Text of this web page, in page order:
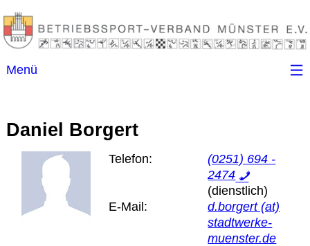
Menü
Kontakt
Ansprechpartner
Daniel Borgert
Telefon:
(0251) 694 -
2474
E-Mail:
d.borgert (at)
stadtwerke-
muenster.de